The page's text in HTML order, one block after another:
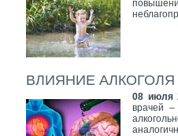
ВЛИЯНИЕ
08 июля
врачей –